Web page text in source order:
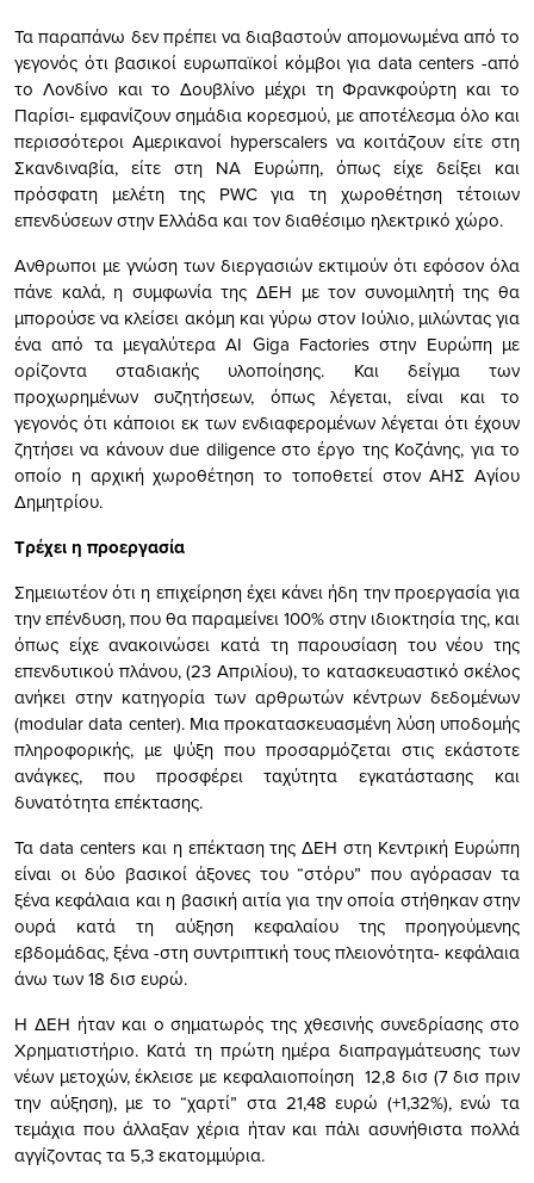
Τα παραπάνω δεν πρέπει να διαβαστούν απομονωμένα από το
γεγονός ότι βασικοί ευρωπαϊκοί κόμβοι για data centers -από
το Λονδίνο και το Δουβλίνο μέχρι τη Φρανκφούρτη και το
Παρίσι- εμφανίζουν σημάδια κορεσμού, με αποτέλεσμα όλο και
περισσότεροι Αμερικανοί hyperscalers να κοιτάζουν είτε στη
Σκανδιναβία, είτε στη ΝΑ Ευρώπη, όπως είχε δείξει και
πρόσφατη μελέτη της PWC για τη χωροθέτηση τέτοιων
επενδύσεων στην Ελλάδα και τον διαθέσιμο ηλεκτρικό χώρο.
Ανθρωποι με γνώση των διεργασιών εκτιμούν ότι εφόσον όλα
πάνε καλά, η συμφωνία της ΔΕΗ με τον συνομιλητή της θα
μπορούσε να κλείσει ακόμη και γύρω στον Ιούλιο, μιλώντας για
ένα από τα μεγαλύτερα AI Giga Factories στην Ευρώπη με
ορίζοντα σταδιακής υλοποίησης. Και δείγμα των
προχωρημένων συζητήσεων, όπως λέγεται, είναι και το
γεγονός ότι κάποιοι εκ των ενδιαφερομένων λέγεται ότι έχουν
ζητήσει να κάνουν due diligence στο έργο της Κοζάνης, για το
οποίο η αρχική χωροθέτηση το τοποθετεί στον ΑΗΣ Αγίου
Δημητρίου.
Τρέχει η προεργασία
Σημειωτέον ότι η επιχείρηση έχει κάνει ήδη την προεργασία για
την επένδυση, που θα παραμείνει 100% στην ιδιοκτησία της, και
όπως είχε ανακοινώσει κατά τη παρουσίαση του νέου της
επενδυτικού πλάνου, (23 Απριλίου), το κατασκευαστικό σκέλος
ανήκει στην κατηγορία των αρθρωτών κέντρων δεδομένων
(modular data center). Μια προκατασκευασμένη λύση υποδομής
πληροφορικής, με ψύξη που προσαρμόζεται στις εκάστοτε
ανάγκες, που προσφέρει ταχύτητα εγκατάστασης και
δυνατότητα επέκτασης.
Τα data centers και η επέκταση της ΔΕΗ στη Κεντρική Ευρώπη
είναι οι δύο βασικοί άξονες του “στόρυ” που αγόρασαν τα
ξένα κεφάλαια και η βασική αιτία για την οποία στήθηκαν στην
ουρά κατά τη αύξηση κεφαλαίου της προηγούμενης
εβδομάδας, ξένα -στη συντριπτική τους πλειονότητα- κεφάλαια
άνω των 18 δισ ευρώ.
Η ΔΕΗ ήταν και ο σηματωρός της χθεσινής συνεδρίασης στο
Χρηματιστήριο. Κατά τη πρώτη ημέρα διαπραγμάτευσης των
νέων μετοχών, έκλεισε με κεφαλαιοποίηση 12,8 δισ (7 δισ πριν
την αύξηση), με το “χαρτί” στα 21,48 ευρώ (+1,32%), ενώ τα
τεμάχια που άλλαξαν χέρια ήταν και πάλι ασυνήθιστα πολλά
αγγίζοντας τα 5,3 εκατομμύρια.